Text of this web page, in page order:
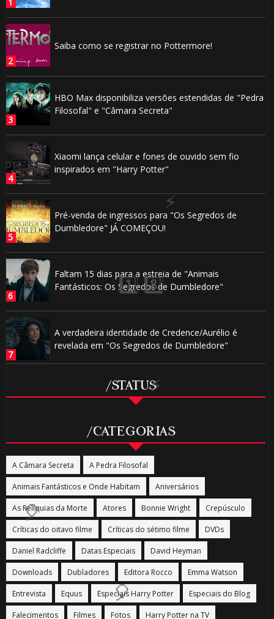
Saiba como se registrar no Pottermore!
HBO Max disponibiliza versões estendidas de "Pedra
Filosofal" e "Câmara Secreta"
Xiaomi lança celular e fones de ouvido sem fio
inspirados em "Harry Potter"
Pré-venda de ingressos para "Os Segredos de
Dumbledore" JÁ COMEÇOU!
Faltam 15 dias para a estreia de "Animais
Fantásticos: Os Segredos de Dumbledore"
A verdadeira identidade de Credence/Aurélio é
revelada em "Os Segredos de Dumbledore"
/STATUS
/CATEGORIAS
A Câmara Secreta A Pedra Filosofal
Animais Fantásticos e Onde Habitam Aniversários
As Relíquias da Morte Atores Bonnie Wright Crepúsculo
Críticas do oitavo filme Críticas do sétimo filme DVDs
Daniel Radcliffe Datas Especiais David Heyman
Downloads Dubladores Editora Rocco Emma Watson
Entrevista Equus Especiais Harry Potter Especiais do Blog
Falecimentos Filmes Fotos Harry Potter na TV
⚡
⚡
⚡
🎈
⚡
⚡
⚡
⚡
🎈
⚡